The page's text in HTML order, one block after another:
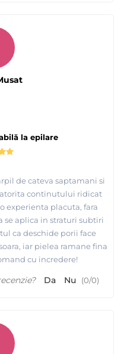
pentru epilare Starpil
de ei
la epilare
de cateva saptamani si
continutului ridicat
experienta placuta, fara
se aplica in straturi subtiri
ca deschide porii face
iar pielea ramane fina
cu incredere!
Da Nu (0/0)